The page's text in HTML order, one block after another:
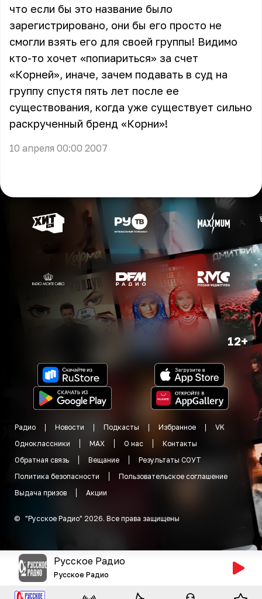
что если бы это название было
зарегистрировано, они бы его просто не
смогли взять его для своей группы! Видимо
кто-то хочет «попиариться» за счет
«Корней», иначе, зачем подавать в суд на
группу спустя пять лет после ее
существования, когда уже существует сильно
раскрученный бренд «Корни»!
10 апреля 00:00 2007
12+
Радио Новости Подкасты Избранное
VK
Одноклассники
MAX О нас
Контакты
Обратная связь
Вещание
Результаты СОУТ
Политика безопасности
Пользовательское соглашение
Выдача призов
Акции
© "Русское Радио" 2026. Все права защищены
Русское Радио
Русское Радио